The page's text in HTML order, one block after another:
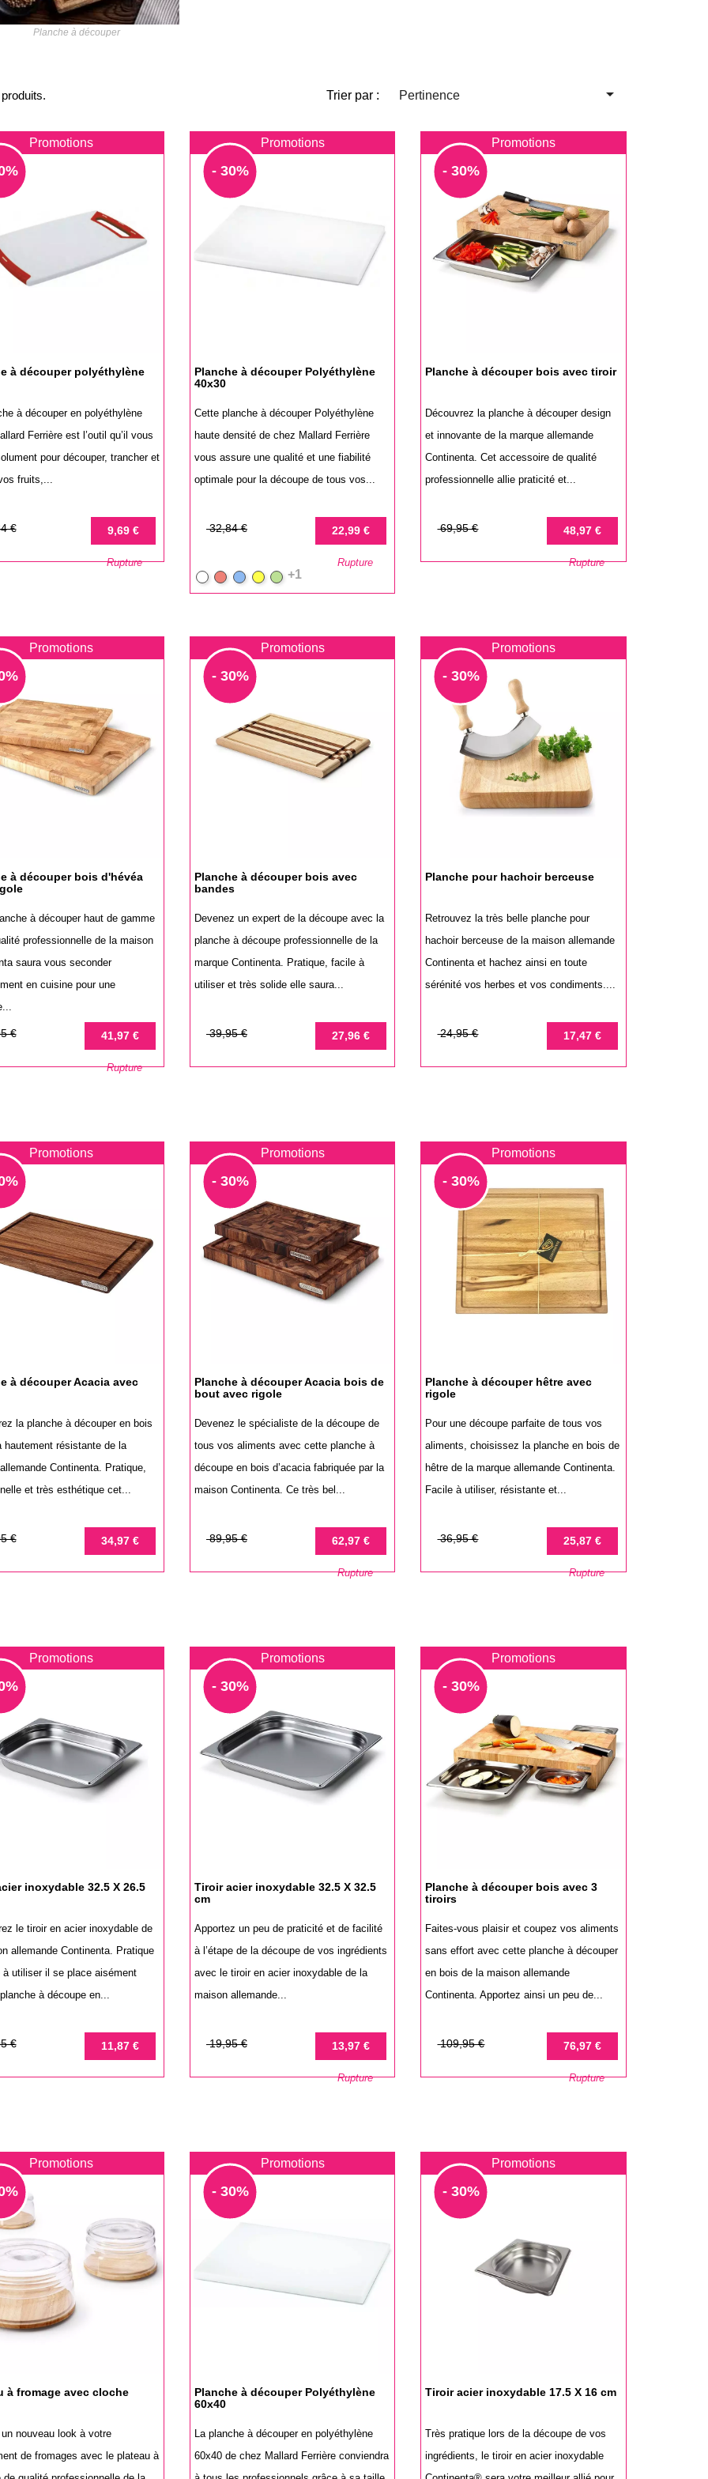
Planche à découper
Trier par : Pertinence 
Promotions
à découper polyéthylène
à découper en polyéthylène
Ferrière est l’outil qu’il vous
pour découper, trancher et
fruits,...
€ 9,69 €
Rupture
Promotions
- 30%
Planche à découper Polyéthylène
40x30
Cette planche à découper Polyéthylène
haute densité de chez Mallard Ferrière
vous assure une qualité et une fiabilité
optimale pour la découpe de tous vos...
Prix
base
32,84 €
Prix 22,99 €
BlancRouge
BleuJauneVert
+1
Rupture
Promotions
- 30%
Planche à découper bois avec tiroir
Découvrez la planche à découper design
et innovante de la marque allemande
Continenta. Cet accessoire de qualité
professionnelle allie praticité et...
Prix
69,95 €
Prix 48,97 €
Rupture
Promotions
à découper bois d'hévéa
à découper haut de gamme
professionnelle de la maison
saura vous seconder
en cuisine pour une
€ 41,97 €
Rupture
Promotions
- 30%
Planche à découper bois avec
bandes
Devenez un expert de la découpe avec la
planche à découpe professionnelle de la
marque Continenta. Pratique, facile à
utiliser et très solide elle saura...
Prix
39,95 €
Prix 27,96 €
Promotions
- 30%
Planche pour hachoir berceuse
Retrouvez la très belle planche pour
hachoir berceuse de la maison allemande
Continenta et hachez ainsi en toute
sérénité vos herbes et vos condiments....
Prix
24,95 €
Prix 17,47 €
Promotions
à découper Acacia avec
la planche à découper en bois
hautement résistante de la
Continenta. Pratique,
et très esthétique cet...
€ 34,97 €
Promotions
- 30%
Planche à découper Acacia bois de
bout avec rigole
Devenez le spécialiste de la découpe de
tous vos aliments avec cette planche à
découpe en bois d’acacia fabriquée par la
maison Continenta. Ce très bel...
Prix
89,95 €
Prix 62,97 €
Rupture
Promotions
- 30%
Planche à découper hêtre avec
rigole
Pour une découpe parfaite de tous vos
aliments, choisissez la planche en bois de
hêtre de la marque allemande Continenta.
Facile à utiliser, résistante et...
Prix
36,95 €
Prix 25,87 €
Rupture
Promotions
inoxydable 32.5 X 26.5
le tiroir en acier inoxydable de
allemande Continenta. Pratique
à utiliser il se place aisément
à découpe en...
€ 11,87 €
Promotions
- 30%
Tiroir acier inoxydable 32.5 X 32.5
cm
Apportez un peu de praticité et de facilité
à l’étape de la découpe de vos ingrédients
avec le tiroir en acier inoxydable de la
maison allemande...
Prix
19,95 €
Prix 13,97 €
Rupture
Promotions
- 30%
Planche à découper bois avec 3
tiroirs
Faites-vous plaisir et coupez vos aliments
sans effort avec cette planche à découper
en bois de la maison allemande
Continenta. Apportez ainsi un peu de...
Prix
109,95 €
Prix 76,97 €
Rupture
Promotions
à fromage avec cloche
un nouveau look à votre
de fromages avec le plateau à
Promotions
- 30%
Planche à découper Polyéthylène
60x40
La planche à découper en polyéthylène
60x40 de chez Mallard Ferrière conviendra
Promotions
- 30%
Tiroir acier inoxydable 17.5 X 16 cm
Très pratique lors de la découpe de vos
ingrédients, le tiroir en acier inoxydable